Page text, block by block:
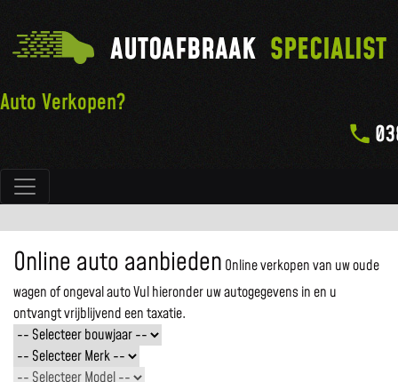
Hoofdnavigatie
AUTOAFBRAAK SPECIALIST
Auto Verkopen?
Online auto aanbieden Online verkopen van uw oude
wagen of ongeval autoVul hieronder uw autogegevens in en u
ontvangt vrijblijvend een taxatie.